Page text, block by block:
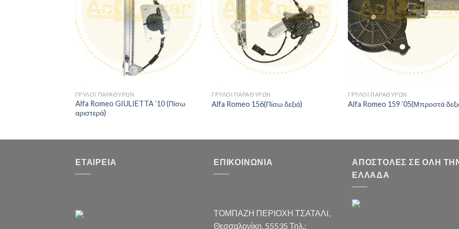
ΓΡΥΛΟΙ ΠΑΡΑΘΥΡΩΝ
Alfa Romeo GIULIETTA ’10 (Πίσω
αριστερά)
ΓΡΥΛΟΙ ΠΑΡΑΘΥΡΩΝ
Alfa Romeo 156(Πίσω δεξιά)
ΓΡΥΛΟΙ ΠΑΡΑΘΥΡΩΝ
Alfa Romeo 159 ’05(Μπροστά
ΕΤΑΙΡΕΊΑ ΕΠΙΚΟΙΝΩΝΊΑ
ΤΟΜΠΑΖΗ ΠΕΡΙΟΧΗ ΤΣΑΤΑΛI,
Θεσσαλονίκη, 55535 Τηλ.:
ΑΠΟΣΤΟΛΈΣ ΣΕ ΌΛΗ
ΕΛΛΆΔΑ